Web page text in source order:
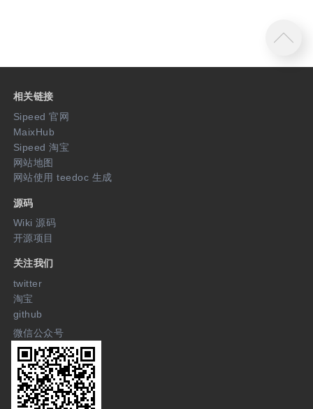
相关链接
Sipeed 官网
MaixHub
Sipeed 淘宝
网站地图
网站使用 teedoc 生成
源码
Wiki 源码
开源项目
关注我们
twitter
淘宝
github
微信公众号